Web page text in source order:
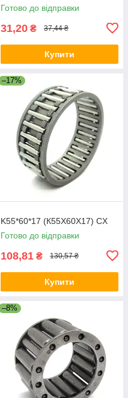
Готово до відправки
31,20 ₴ 37,44 ₴
Купити
–17%
K55*60*17 (К55X60X17) CX
Готово до відправки
108,81 ₴ 130,57 ₴
Купити
–8%